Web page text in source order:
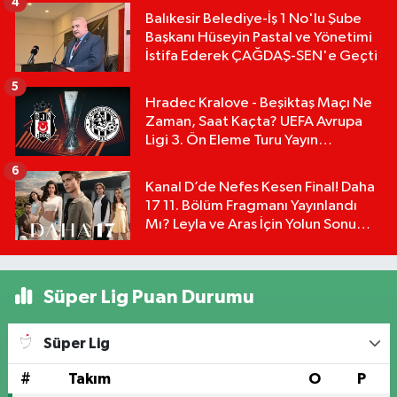
Balıkesir Belediye-İş 1 No'lu Şube
Başkanı Hüseyin Pastal ve Yönetimi
İstifa Ederek ÇAĞDAŞ-SEN'e Geçti
Hradec Kralove - Beşiktaş Maçı Ne
Zaman, Saat Kaçta? UEFA Avrupa
Ligi 3. Ön Eleme Turu Yayın
5
Kanal D’de Nefes Kesen Final! Daha
17 11. Bölüm Fragmanı Yayınlandı
Mı? Leyla ve Aras İçin Yolun Sonu
6
Süper Lig Puan Durumu
Süper Lig
# Takım O P